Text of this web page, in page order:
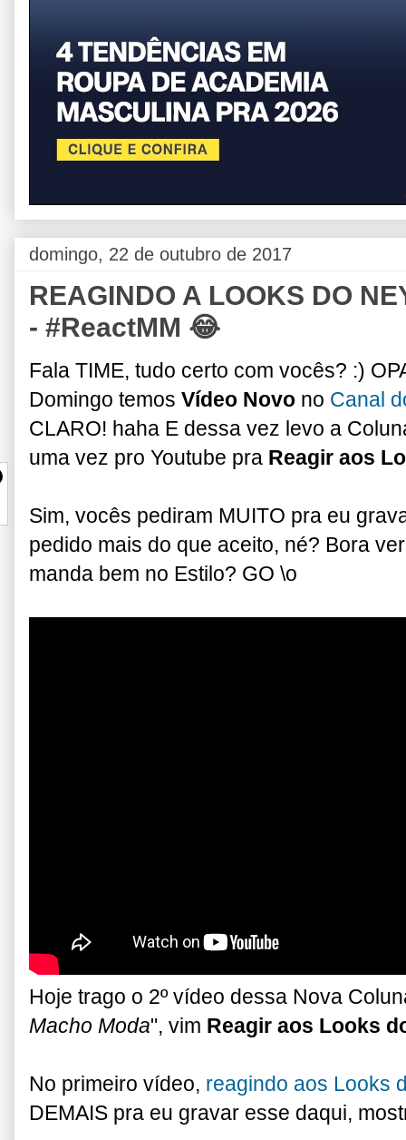
domingo, 22 de outubro de 2017
REAGINDO A LOOKS DO
- #ReactMM 😂
Fala TIME, tudo certo com vocês? :)
Domingo temos Vídeo Novo no Canal
CLARO! haha E dessa vez levo a
uma vez pro Youtube pra Reagir aos
Sim, vocês pediram MUITO pra eu
pedido mais do que aceito, né? Bora
manda bem no Estilo? GO \o
Hoje trago o 2º vídeo dessa Nova
Macho Moda", vim Reagir aos Looks
No primeiro vídeo, reagindo aos Looks
DEMAIS pra eu gravar esse daqui,